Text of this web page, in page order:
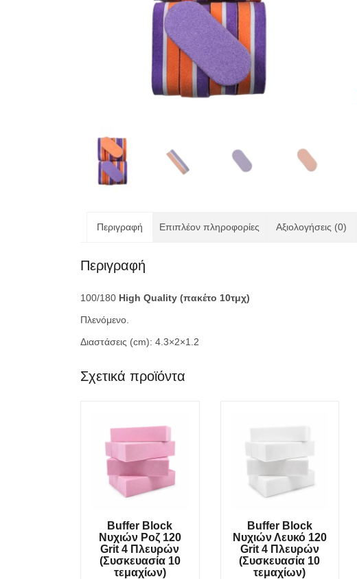
Περιγραφή Επιπλέον πληροφορίες Αξιολογήσεις (0)
Περιγραφή
100/180 High Quality (πακέτο 10τμχ)
Πλενόμενο.
Διαστάσεις (cm): 4.3×2×1.2
Σχετικά προϊόντα
Buffer Block
Νυχιών Ροζ 120
Grit 4 Πλευρών
(Συσκευασία 10
τεμαχίων)
Buffer Block
Νυχιών Λευκό 120
Grit 4 Πλευρών
(Συσκευασία 10
τεμαχίων)